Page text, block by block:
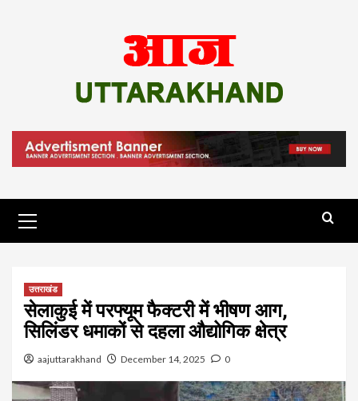
Menu
उत्तराखंड
सेलाकुई में परफ्यूम फैक्टरी में भीषण आग,
सिलिंडर धमाकों से दहला औद्योगिक क्षेत्र
aajuttarakhand December 14, 2025 0